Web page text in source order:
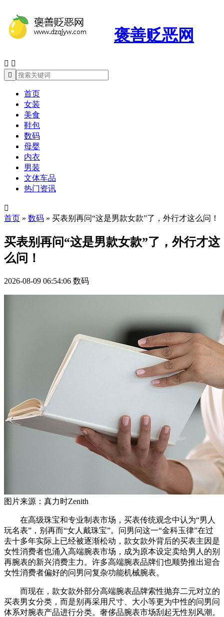
褒善贬恶网
 

首页
女装
美食
鞋包
数码
母婴
内衣
男装
文体车品
热门资讯

首页 » 数码 » 买表别再问“这是男款女款”了，外行才这么问！
买表别再问“这是男款女款”了，外行才这
么问！
2026-08-09 06:54:06 数码
图片来源：真力时Zenith
在高级珠宝和专业制表市场，买表传统观念中认为“男人
玩名表”，别再而“女人戴珠宝”。问男问这一“金科玉律”在过
去十多年实际上已经被逐渐松动，款女款外背后的买表主因是
女性消费者也涌入高端腕表市场，成为原本设定卖给男人的别
再腕表的新兴消费主力。许多高端腕表品牌们也顺势推出迎合
女性消费者偏好的问男问复杂功能机械腕表。
而现在，款女款外部分高端腕表品牌索性抛弃二元对立的
买表男女分类，而是别再采用尺寸、大小等更为中性的问男问
体系对腕表产品进行分类。奢侈品腕表市场刮起无性别风潮。